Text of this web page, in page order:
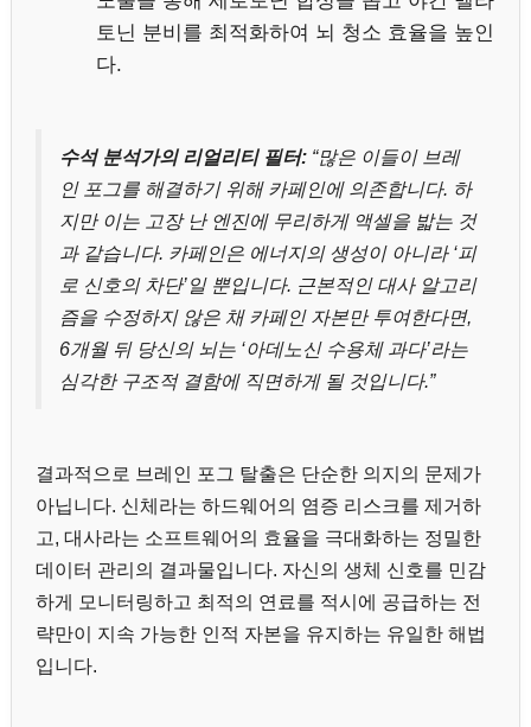
토닌 분비를 최적화하여 뇌 청소 효율을 높인
다.
수석 분석가의 리얼리티 필터: “많은 이들이 브레
인 포그를 해결하기 위해 카페인에 의존합니다. 하
지만 이는 고장 난 엔진에 무리하게 액셀을 밟는 것
과 같습니다. 카페인은 에너지의 생성이 아니라 ‘피
로 신호의 차단’일 뿐입니다. 근본적인 대사 알고리
즘을 수정하지 않은 채 카페인 자본만 투여한다면,
6개월 뒤 당신의 뇌는 ‘아데노신 수용체 과다’라는
심각한 구조적 결함에 직면하게 될 것입니다.”
결과적으로 브레인 포그 탈출은 단순한 의지의 문제가
아닙니다. 신체라는 하드웨어의 염증 리스크를 제거하
고, 대사라는 소프트웨어의 효율을 극대화하는 정밀한
데이터 관리의 결과물입니다. 자신의 생체 신호를 민감
하게 모니터링하고 최적의 연료를 적시에 공급하는 전
략만이 지속 가능한 인적 자본을 유지하는 유일한 해법
입니다.